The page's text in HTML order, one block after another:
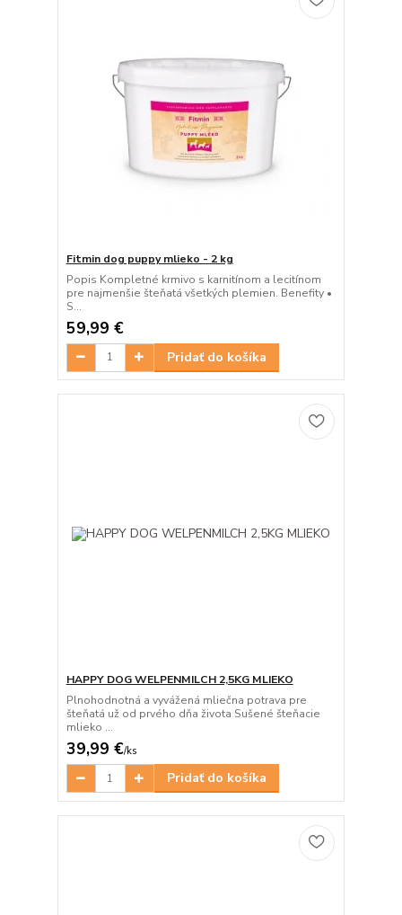
Fitmin dog puppy mlieko - 2 kg
Popis Kompletné krmivo s karnitínom a lecitínom
pre najmenšie šteňatá všetkých plemien. Benefity •
S...
59,99 €
Pridať do košíka
HAPPY DOG WELPENMILCH 2,5KG MLIEKO
Plnohodnotná a vyvážená mliečna potrava pre
šteňatá už od prvého dňa života Sušené šteňacie
mlieko ...
39,99 €/ks
Pridať do košíka